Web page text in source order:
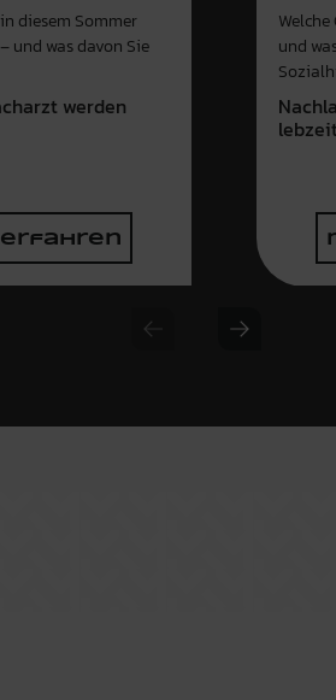
diesem Sommer
und was davon Sie
werden
erfahren
und
Previous
Next